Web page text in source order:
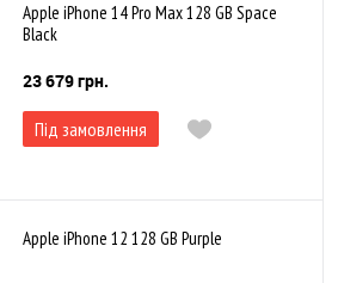
Apple iPhone 14 Pro Max 128 GB Space
Black
23 679 грн.
Під замовлення
Apple iPhone 12 128 GB Purple